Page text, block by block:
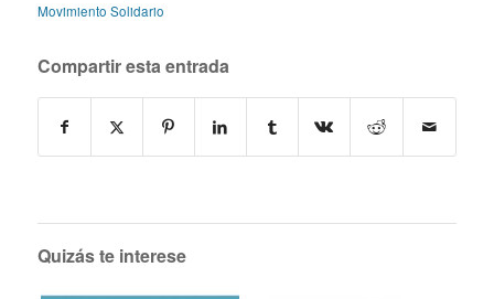
Movimiento Solidario
Compartir esta entrada
Quizás te interese